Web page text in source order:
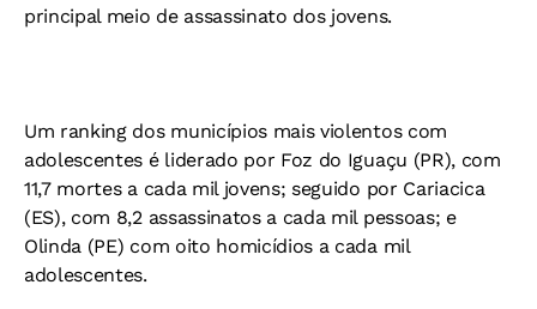
principal meio de assassinato dos jovens.
Um ranking dos municípios mais violentos com
adolescentes é liderado por Foz do Iguaçu (PR), com
11,7 mortes a cada mil jovens; seguido por Cariacica
(ES), com 8,2 assassinatos a cada mil pessoas; e
Olinda (PE) com oito homicídios a cada mil
adolescentes.